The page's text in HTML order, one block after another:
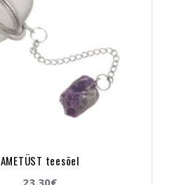
AMETÜST teesõel
23.30€